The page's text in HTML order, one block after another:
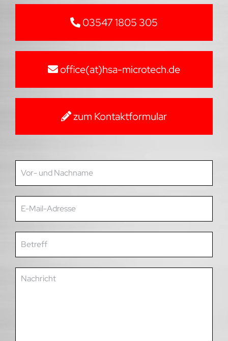
03547 1805 305
office(at)hsa-microtech.de
zum Kontaktformular